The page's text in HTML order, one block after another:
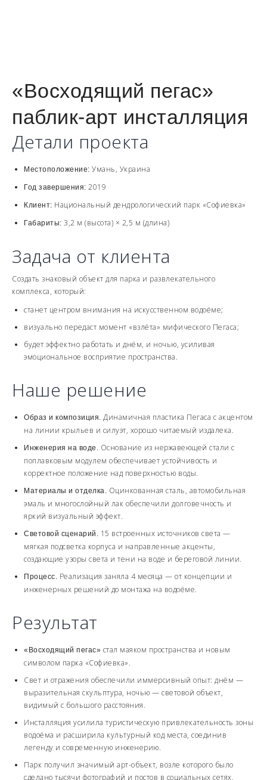
«Восходящий пегас»
паблик-арт инсталляция
Детали проекта
Местоположение: Умань, Украина
Год завершения: 2019
Клиент: Национальный дендрологический парк «Софиевка»
Габариты: 3,2 м (высота) × 2,5 м (длина)
Задача от клиента
Создать знаковый объект для парка и развлекательного
комплекса, который:
станет центром внимания на искусственном водоёме;
визуально передаст момент «взлёта» мифического Пегаса;
будет эффектно работать и днём, и ночью, усиливая
эмоциональное восприятие пространства.
Наше решение
Образ и композиция. Динамичная пластика Пегаса с акцентом
на линии крыльев и силуэт, хорошо читаемый издалека.
Инженерия на воде.
Основание из нержавеющей стали с
поплавковым модулем обеспечивает устойчивость и
корректное положение над поверхностью воды.
Материалы и отделка.
Оцинкованная сталь, автомобильная
эмаль и многослойный лак обеспечили долговечность и
яркий визуальный эффект.
Световой сценарий.
15 встроенных источников света —
мягкая подсветка корпуса и направленные акценты,
создающие узоры света и тени на воде и береговой линии.
Процесс.
Реализация заняла 4 месяца — от концепции и
инженерных решений до монтажа на водоёме.
Результат
«Восходящий пегас» стал маяком пространства и новым
символом парка «Софиевка».
Свет и отражения обеспечили иммерсивный опыт: днём —
выразительная скульптура, ночью — световой объект,
видимый с большого расстояния.
Инсталляция усилила туристическую привлекательность зоны
водоёма и расширила культурный код места, соединив
легенду и современную инженерию.
Парк получил значимый арт-объект, возле которого было
сделано тысячи фотографий и постов в социальных сетях.